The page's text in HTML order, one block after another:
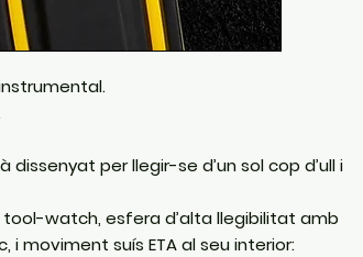
dissenyat per llegir-se d’un sol cop d’ull i
watch, esfera d’alta llegibilitat amb
i moviment suís ETA al seu interior: